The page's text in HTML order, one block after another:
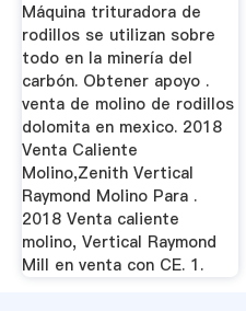
Máquina trituradora de
rodillos se utilizan sobre
todo en la minería del
carbón. Obtener apoyo .
venta de molino de rodillos
dolomita en mexico. 2018
Venta Caliente
Molino,Zenith Vertical
Raymond Molino Para .
2018 Venta caliente
molino, Vertical Raymond
Mill en venta con CE. 1.